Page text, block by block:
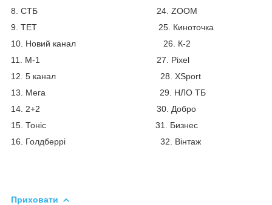
8. СТБ 24. ZOOM
9. ТЕТ 25. Киноточка
10. Новий канал 26. К-2
11. М-1 27. Pixel
12. 5 канал 28. XSport
13. Мега 29. НЛО ТБ
14. 2+2 30. Добро
15. Тоніс 31. Бизнес
16. Голдберрі 32. Вінтаж
Приховати